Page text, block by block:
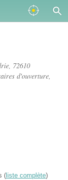
, 72610
d'ouverture,
( liste complète)